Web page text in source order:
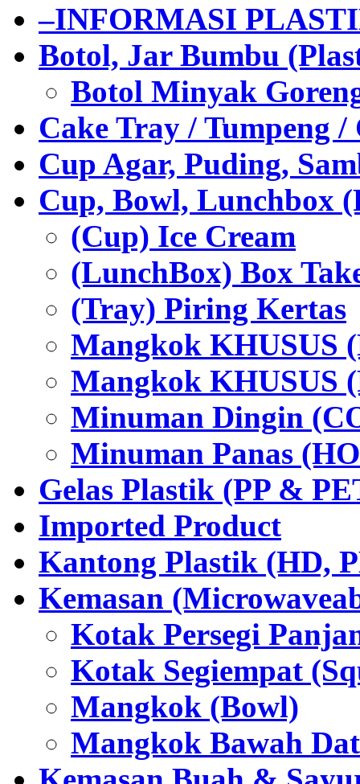
–INFORMASI
Botol, Jar Bumbu
Botol Minyak
Cake Tray / Tumpeng /
Cup Agar, Puding,
Cup, Bowl, Lunchbox
(Cup) Ice Cream
(LunchBox) Box
(Tray) Piring Kertas
Mangkok KHUSUS
Mangkok KHUSUS
Minuman Dingin
Minuman Panas
Gelas Plastik (PP &
Imported Product
Kantong Plastik (HD,
Kemasan
Kotak Persegi
Kotak Segiempat
Mangkok (Bowl)
Mangkok Bawah